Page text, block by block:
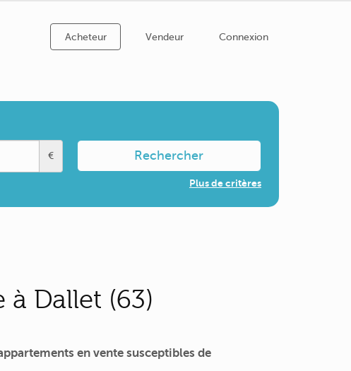
Acheteur Vendeur Connexion
€ Rechercher
Plus de critères
à Dallet (63)
en vente susceptibles de